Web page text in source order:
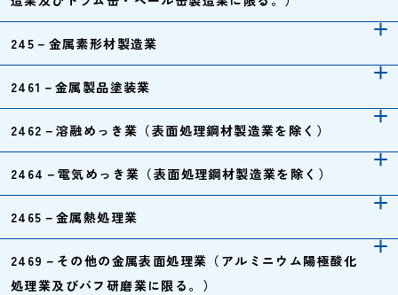
245－金属素形材製造業
2461－金属製品塗装業
2462－溶融めっき業（表面処理鋼材製造業を除く）
2464－電気めっき業（表面処理鋼材製造業を除く）
2465－金属熱処理業
2469－その他の金属表面処理業（アルミニウム陽極酸化
処理業及びバフ研磨業に限る。）